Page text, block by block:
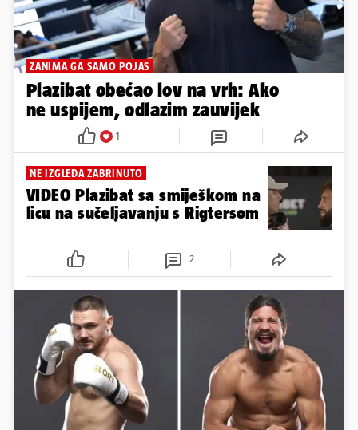
ZANIMA GA SAMO POJAS
Plazibat obećao lov na vrh: Ako
ne uspijem, odlazim zauvijek
1
NE IZGLEDA ZABRINUTO
VIDEO Plazibat sa smiješkom na
licu na sučeljavanju s Rigtersom
2